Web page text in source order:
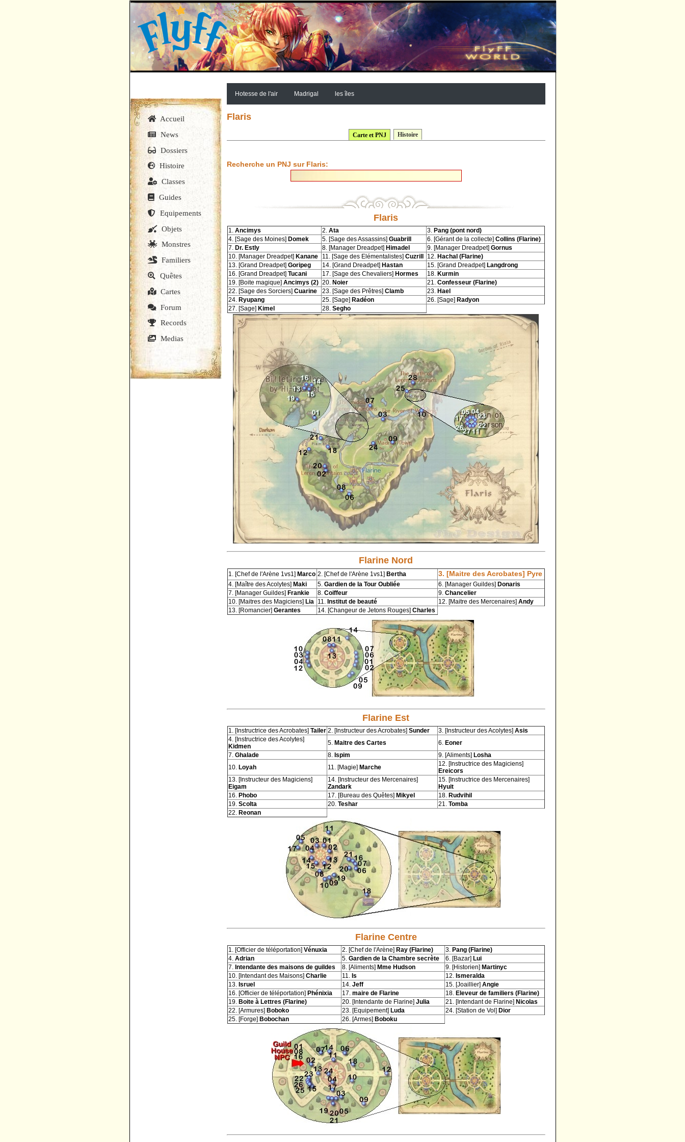
Accueil
News
Dossiers
Histoire
Classes
Guides
Equipements
Objets
Monstres
Familiers
Quêtes
Cartes
Forum
Records
Medias
Hotesse de l'air Madrigal les îles
Flaris
Carte et PNJ Histoire
Recherche un PNJ sur Flaris:
Flaris
1. Ancimys 2. Ata 3. Pang (pont nord)
4. [Sage des Moines] Domek 5. [Sage des Assassins] Guabrill 6. [Gérant de la collecte] Collins (Flarine)
7. Dr. Estly 8. [Manager Dreadpet] Himadel 9. [Manager Dreadpet] Gornus
10. [Manager Dreadpet] Kanane 11. [Sage des Elémentalistes] Cuzrill 12. Hachal (Flarine)
13. [Grand Dreadpet] Goripeg 14. [Grand Dreadpet] Hastan 15. [Grand Dreadpet] Langdrong
16. [Grand Dreadpet] Tucani 17. [Sage des Chevaliers] Hormes 18. Kurmin
19. [Boite magique] Ancimys (2) 20. Noier 21. Confesseur (Flarine)
22. [Sage des Sorciers] Cuarine 23. [Sage des Prêtres] Clamb 23. Hael
24. Ryupang 25. [Sage] Radéon 26. [Sage] Radyon
27. [Sage] Kimel 28. Segho
Flarine Nord
1. [Chef de l'Arène 1vs1] Marco 2. [Chef de l'Arène 1vs1] Bertha 3. [Maitre des Acrobates] Pyre
4. [Maître des Acolytes] Maki 5. Gardien de la Tour Oubliée 6. [Manager Guildes] Donaris
7. [Manager Guildes] Frankie 8. Coiffeur 9. Chancelier
10. [Maitres des Magiciens] Lia 11. Institut de beauté 12. [Maitre des Mercenaires] Andy
13. [Romancier] Gerantes 14. [Changeur de Jetons Rouges] Charles
Flarine Est
1. [Instructrice des Acrobates] Tailer 2. [Instructeur des Acrobates] Sunder 3. [Instructeur des Acolytes] Asis
4. [Instructrice des Acolytes]
Kidmen
5. Maitre des Cartes 6. Eoner
7. Ghalade 8. Ispim 9. [Aliments] Losha
10. Loyah 11. [Magie] Marche
12. [Instructrice des Magiciens]
Ereicors
13. [Instructeur des Magiciens]
Eigam
14. [Instructeur des Mercenaires]
Zandark
15. [Instructrice des Mercenaires]
Hyuit
16. Phobo 17. [Bureau des Quêtes] Mikyel 18. Rudvihil
19. Scolta 20. Teshar 21. Tomba
22. Reonan
Flarine Centre
1. [Officier de téléportation] Vénuxia 2. [Chef de l'Arène] Ray (Flarine) 3. Pang (Flarine)
4. Adrian 5. Gardien de la Chambre secrète 6. [Bazar] Lui
7. Intendante des maisons de guildes 8. [Aliments] Mme Hudson 9. [Historien] Martinyc
10. [Intendant des Maisons] Charlie 11. Is 12. Ismeralda
13. Isruel 14. Jeff 15. [Joaillier] Angie
16. [Officier de téléportation] Phénixia 17. maire de Flarine 18. Eleveur de familiers (Flarine)
19. Boite à Lettres (Flarine) 20. [Intendante de Flarine] Julia 21. [Intendant de Flarine] Nicolas
22. [Armures] Boboko 23. [Equipement] Luda 24. [Station de Vol] Dior
25. [Forge] Bobochan 26. [Armes] Boboku